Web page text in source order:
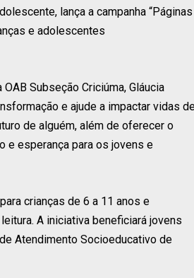
lança a campanha “Páginas
e adolescentes
Subseção Criciúma, Gláucia
e ajude a impactar vidas
de alguém, além de oferecer o
e esperança para os jovens e
crianças de 6 a 11 anos e
A iniciativa beneficiará jovens
Atendimento Socioeducativo de